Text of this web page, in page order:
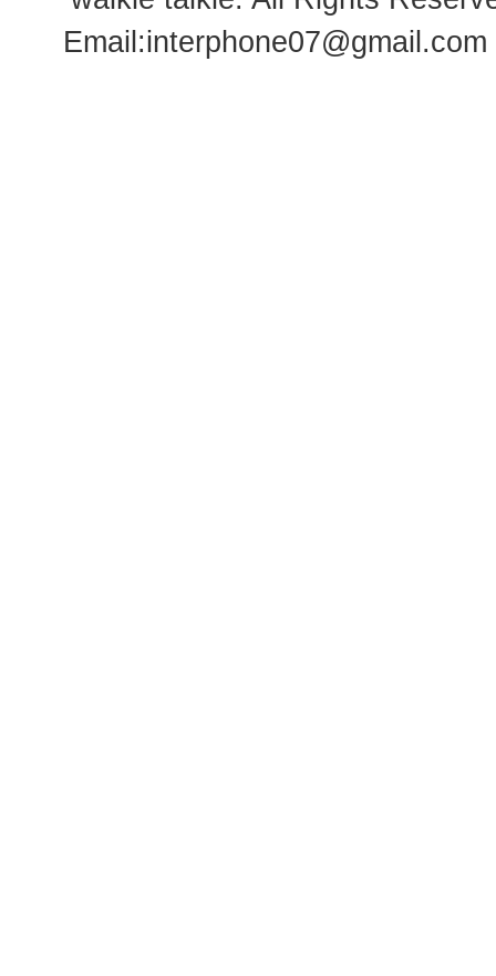
Email:interphone07@gmail.com